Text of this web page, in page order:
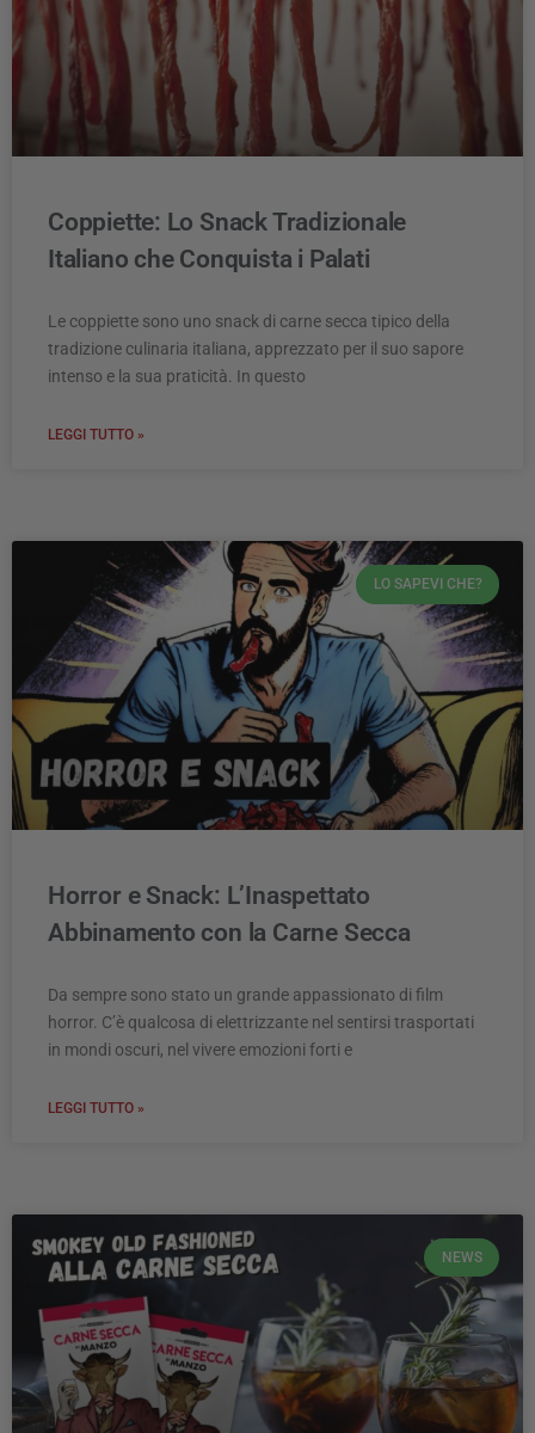
Coppiette: Lo Snack Tradizionale
Italiano che Conquista i Palati
Le coppiette sono uno snack di carne secca tipico della
tradizione culinaria italiana, apprezzato per il suo sapore
intenso e la sua praticità. In questo
LEGGI TUTTO »
LO SAPEVI CHE?
Horror e Snack: L’Inaspettato
Abbinamento con la Carne Secca
Da sempre sono stato un grande appassionato di film
horror. C’è qualcosa di elettrizzante nel sentirsi trasportati
in mondi oscuri, nel vivere emozioni forti e
LEGGI TUTTO »
NEWS